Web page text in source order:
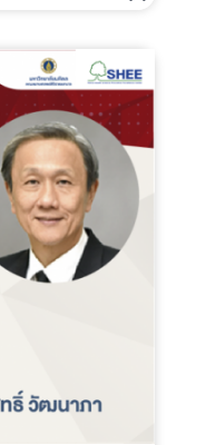
มือใหม่ - Part
- Media